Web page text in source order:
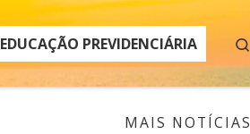
EDUCAÇÃO PREVIDENCIÁRIA
MAIS NOTÍCIAS